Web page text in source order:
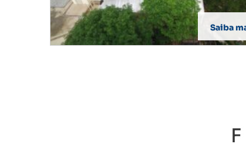
Saiba